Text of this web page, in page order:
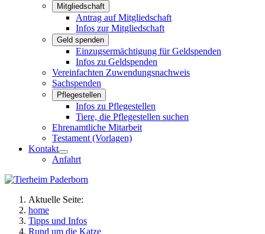
Mitgliedschaft
Antrag auf Mitgliedschaft
Infos zur Mitgliedschaft
Geld spenden
Einzugsermächtigung für Geldspenden
Infos zu Geldspenden
Vereinfachten Zuwendungsnachweis
Sachspenden
Pflegestellen
Infos zu Pflegestellen
Tiere, die Pflegestellen suchen
Ehrenamtliche Mitarbeit
Testament (Vorlagen)
Kontakt
Anfahrt
Aktuelle Seite:
home
Tipps und Infos
Rund um die Katze